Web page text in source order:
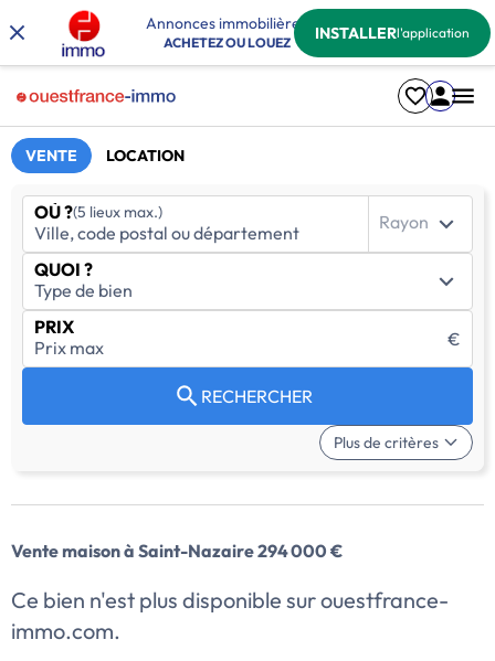
Annonces immobilières
ACHETEZ OU LOUEZ INSTALLERl'application
VENTE LOCATION
OÙ ?(5 lieux max.) Rayon
QUOI ?
PRIX
€
RECHERCHER
Plus de critères
Vente maison à Saint-Nazaire 294 000 €
Ce bien n'est plus disponible sur ouestfrance-
immo.com.